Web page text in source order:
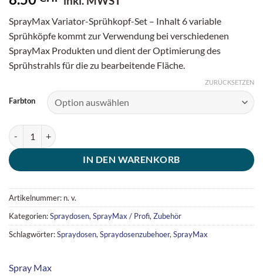
SprayMax Variator-Sprühkopf-Set – Inhalt 6 variable
Sprühköpfe kommt zur Verwendung bei verschiedenen
SprayMax Produkten und dient der Optimierung des
Sprühstrahls für die zu bearbeitende Fläche.
Farbton
ZURÜCKSETZEN
SprayMax Variator-Sprühkopf-Set - Inhalt 6 variable Sprühköpfe
IN DEN WARENKORB
Artikelnummer: n. v.
Kategorien:Spraydosen, SprayMax / Profi, Zubehör
Schlagwörter:Spraydosen, Spraydosenzubehoer, SprayMax
Spray Max